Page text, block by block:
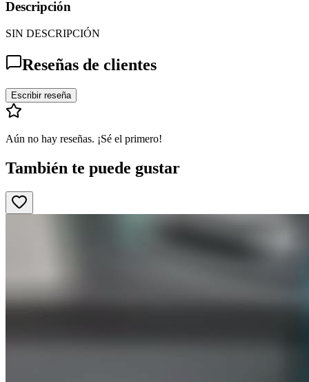
Descripción
SIN DESCRIPCIÓN
Reseñas de clientes
Escribir reseña
Aún no hay reseñas. ¡Sé el primero!
También te puede gustar